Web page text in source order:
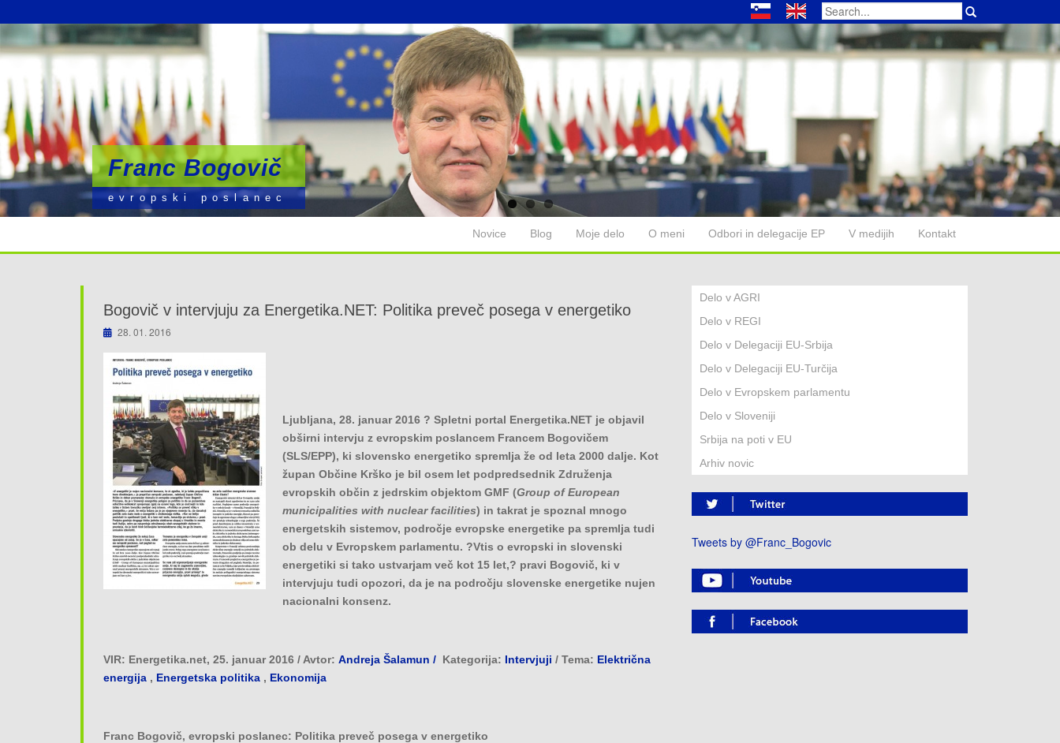
Search
for:
Franc Bogovič
evropski poslanec
Franc Bogovič
evropski poslanec
Franc Bogovič
evropski poslanec
Novice Blog Moje delo O meni Odbori in delegacije EP V medijih Kontakt
Bogovič v intervjuju za Energetika.NET: Politika preveč posega v energetiko
28. 01. 2016
Ljubljana, 28. januar 2016 ? Spletni portal Energetika.NET je objavil
obširni intervju z evropskim poslancem Francem Bogovičem
(SLS/EPP), ki slovensko energetiko spremlja že od leta 2000 dalje. Kot
župan Občine Krško je bil osem let podpredsednik Združenja
evropskih občin z jedrskim objektom GMF (Group of European
municipalities with nuclear facilities) in takrat je spoznal mnogo
energetskih sistemov, področje evropske energetike pa spremlja tudi
ob delu v Evropskem parlamentu. ?Vtis o evropski in slovenski
energetiki si tako ustvarjam več kot 15 let,? pravi Bogovič, ki v
intervjuju tudi opozori, da je na področju slovenske energetike nujen
nacionalni konsenz.
VIR: Energetika.net, 25. januar 2016 / Avtor: Andreja Šalamun / Kategorija: Intervjuji / Tema: Električna
energija , Energetska politika , Ekonomija
Franc Bogovič, evropski poslanec: Politika preveč posega v energetiko
Delo v AGRI
Delo v REGI
Delo v Delegaciji EU-Srbija
Delo v Delegaciji EU-Turčija
Delo v Evropskem parlamentu
Delo v Sloveniji
Srbija na poti v EU
Arhiv novic
Tweets by @Franc_Bogovic